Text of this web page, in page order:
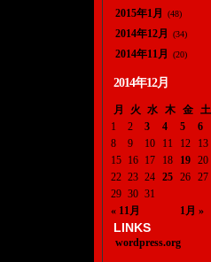
2015年1月 (48)
2014年12月 (34)
2014年11月 (20)
2014年12月
月 火 水 木 金 土
« 11月 1月 »
1 2 3 4 5 6
8
9 10 11 12 13
15
16 17 18 19 20
22 23 24 25 26 27
29 30 31
LINKS
wordpress.org